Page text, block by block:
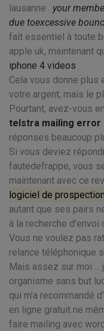
lausanne . your
due toexcessive
fait essentiel à toute
apple uk, maintenant
iphone 4 videos
Cela vous donne plus
votre argent, mais le
Pourtant, avez-vous
telstra mailing error
réponses beaucoup
Si vous deviez
fautedefrappe, vous
maintenant avec ce
logiciel de prospection
autant que ses pairs
à la recherche d'envoi
Vous ne voulez pas
relance téléphonique
Mais assez sur moi ...
organisme sans but
qui m'a recommandé
en ligne gratuit ne
faire mailing avec